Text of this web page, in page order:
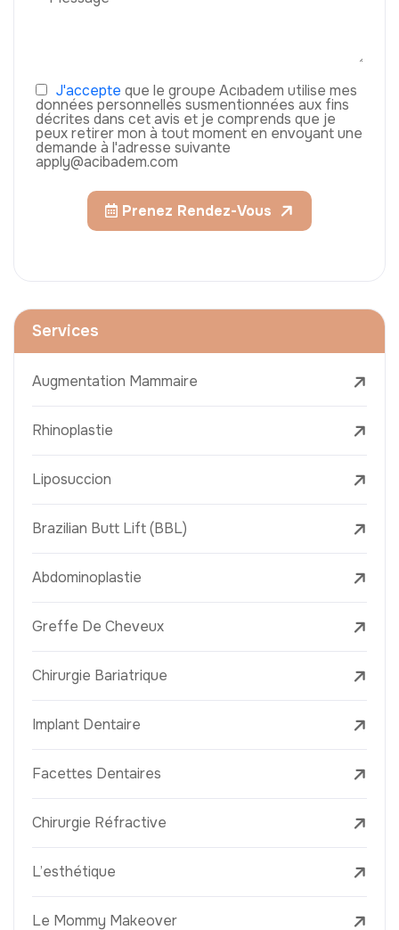
J'accepte que le groupe Acıbadem utilise mes
données personnelles susmentionnées aux fins
décrites dans cet avis et je comprends que je
peux retirer mon à tout moment en envoyant une
demande à l'adresse suivante
apply@acibadem.com
Prenez Rendez-Vous
Services
Augmentation Mammaire
Rhinoplastie
Liposuccion
Brazilian Butt Lift (BBL)
Abdominoplastie
Greffe De Cheveux
Chirurgie Bariatrique
Implant Dentaire
Facettes Dentaires
Chirurgie Réfractive
L’esthétique
Le Mommy Makeover